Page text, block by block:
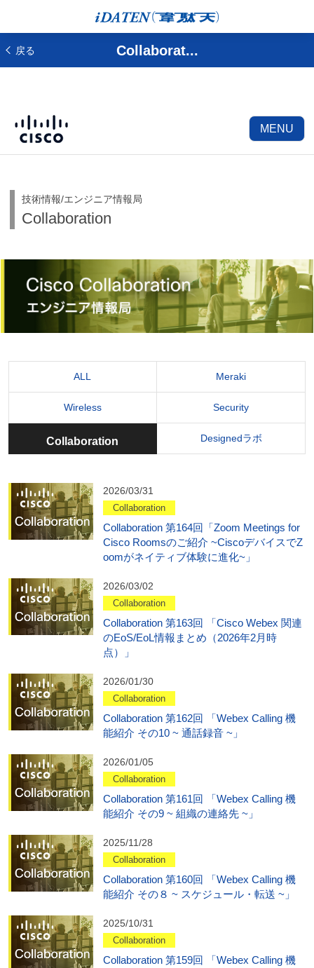
戻る Collaborat...
MENU
技術情報/エンジニア情報局
Collaboration
ALL Meraki
Wireless Security
Collaboration Designedラボ
2026/03/31
Collaboration
Collaboration 第164回「Zoom Meetings for
Cisco Roomsのご紹介 ~CiscoデバイスでZ
oomがネイティブ体験に進化~」
2026/03/02
Collaboration
Collaboration 第163回 「Cisco Webex 関連
のEoS/EoL情報まとめ（2026年2月時
点）」
2026/01/30
Collaboration
Collaboration 第162回 「Webex Calling 機
能紹介 その10 ~ 通話録音 ~」
2026/01/05
Collaboration
Collaboration 第161回 「Webex Calling 機
能紹介 その9 ~ 組織の連絡先 ~」
2025/11/28
Collaboration
Collaboration 第160回 「Webex Calling 機
能紹介 その８ ~ スケジュール・転送 ~」
2025/10/31
Collaboration
Collaboration 第159回 「Webex Calling 機